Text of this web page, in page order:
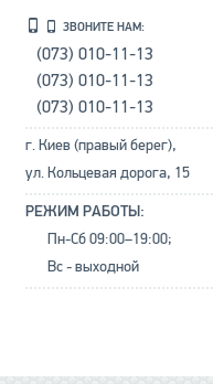
ЗВОНИТЕ НАМ:
(073) 010-11-13
(073) 010-11-13
(073) 010-11-13
г. Киев (правый берег),
ул. Кольцевая дорога, 15
РЕЖИМ РАБОТЫ:
Пн-Сб 09:00–19:00;
Вс - выходной